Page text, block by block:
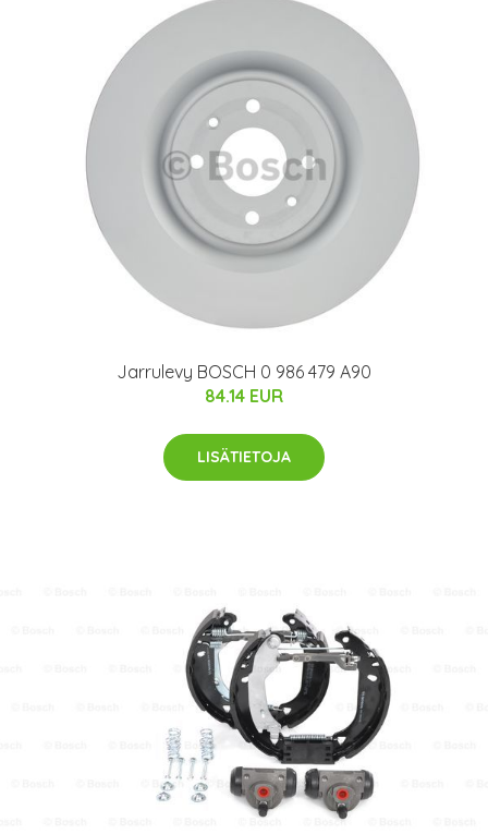
Jarrulevy BOSCH 0 986 479 A90
84.14 EUR
LISÄTIETOJA